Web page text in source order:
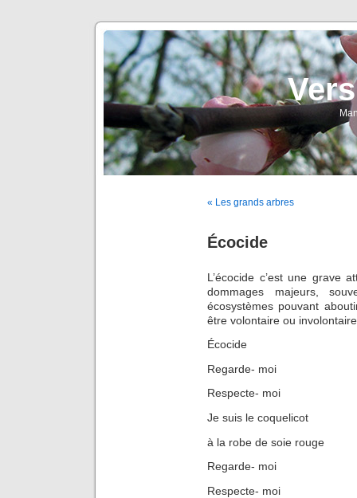
« Les grands arbres
Écocide
L’écocide c’est une grave
dommages majeurs,
écosystèmes pouvant
être volontaire ou
Écocide
Regarde- moi
Respecte- moi
Je suis le coquelicot
à la robe de soie rouge
Regarde- moi
Respecte- moi